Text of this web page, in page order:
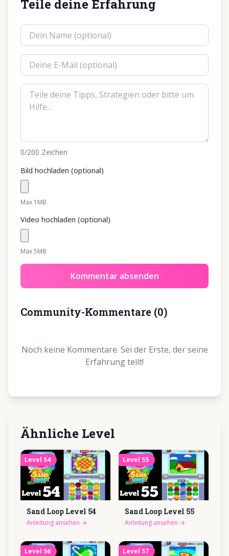
Teile deine Erfahrung
0/200 Zeichen
Bild hochladen (optional)
Max 1MB
Video hochladen (optional)
Max 5MB
Kommentar absenden
Community-Kommentare (0)
Noch keine Kommentare. Sei der Erste, der seine
Erfahrung teilt!
Ähnliche Level
Level 54
Sand Loop Level 54
Anleitung ansehen →
Level 55
Sand Loop Level 55
Anleitung ansehen →
Level 56 Level 57